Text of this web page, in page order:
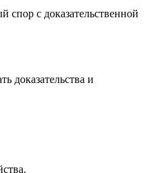
с доказательственной
доказательства и